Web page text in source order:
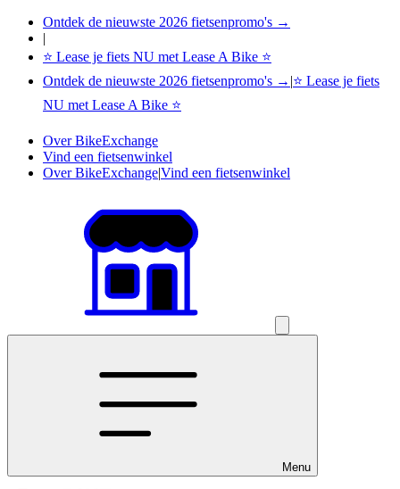
Ontdek de nieuwste 2026 fietsenpromo's →
|
⭐ Lease je fiets NU met Lease A Bike ⭐
Ontdek de nieuwste 2026 fietsenpromo's → |⭐ Lease je fiets
NU met Lease A Bike ⭐
Over BikeExchange
Vind een fietsenwinkel
Over BikeExchange|Vind een fietsenwinkel
Menu